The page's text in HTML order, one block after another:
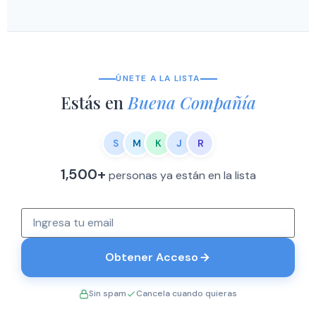
ÚNETE A LA LISTA
Estás en Buena Compañía
S M K J R
1,500+ personas ya están en la lista
Obtener Acceso
Sin spam Cancela cuando quieras